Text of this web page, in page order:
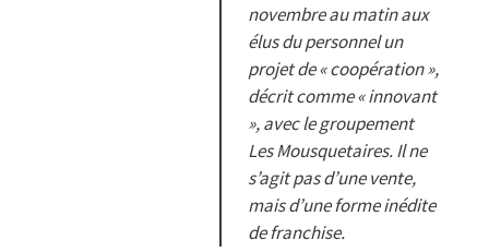
novembre au matin aux
élus du personnel un
projet de « coopération »,
décrit comme « innovant
», avec le groupement
Les Mousquetaires. Il ne
s’agit pas d’une vente,
mais d’une forme inédite
de franchise.